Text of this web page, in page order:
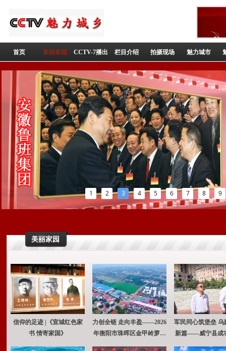
首页 美丽家园 CCTV-7播出 栏目介绍 拍摄现场 魅力城市
1 2 3 4 5 6 7 8 9
信仰的足迹 |《宣城红色家
书 情寄家国》
力创全链 走向丰盈——2026
年衡阳市珠晖区金甲岭萝卜
军民同心筑堡垒 乌
新篇——威宁县成
美丽家园